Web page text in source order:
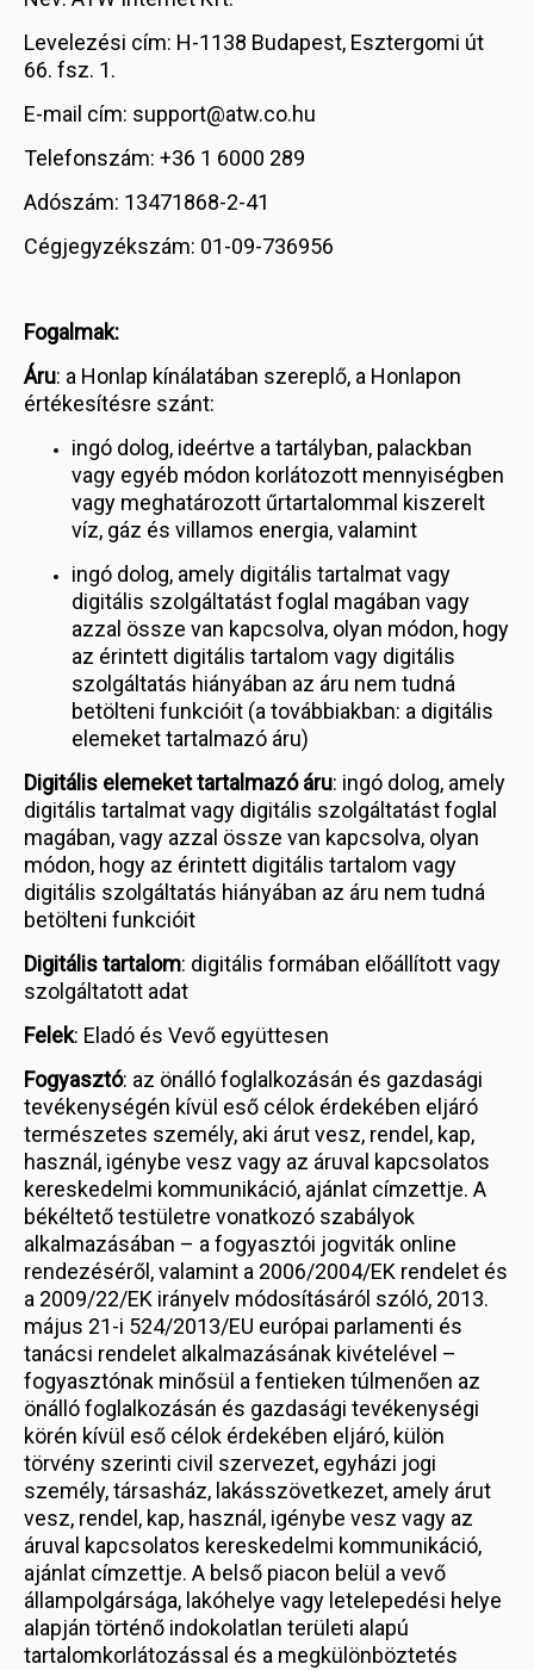
Levelezési cím: H-1138 Budapest, Esztergomi út
66. fsz. 1.
E-mail cím: support@atw.co.hu
Telefonszám: +36 1 6000 289
Adószám: 13471868-2-41
Cégjegyzékszám: 01-09-736956
Fogalmak:
Áru: a Honlap kínálatában szereplő, a Honlapon
értékesítésre szánt:
ingó dolog, ideértve a tartályban, palackban
vagy egyéb módon korlátozott mennyiségben
vagy meghatározott űrtartalommal kiszerelt
víz, gáz és villamos energia, valamint
ingó dolog, amely digitális tartalmat vagy
digitális szolgáltatást foglal magában vagy
azzal össze van kapcsolva, olyan módon, hogy
az érintett digitális tartalom vagy digitális
szolgáltatás hiányában az áru nem tudná
betölteni funkcióit (a továbbiakban: a digitális
elemeket tartalmazó áru)
Digitális elemeket tartalmazó áru: ingó dolog, amely
digitális tartalmat vagy digitális szolgáltatást foglal
magában, vagy azzal össze van kapcsolva, olyan
módon, hogy az érintett digitális tartalom vagy
digitális szolgáltatás hiányában az áru nem tudná
betölteni funkcióit
Digitális tartalom: digitális formában előállított vagy
szolgáltatott adat
Felek: Eladó és Vevő együttesen
Fogyasztó: az önálló foglalkozásán és gazdasági
tevékenységén kívül eső célok érdekében eljáró
természetes személy, aki árut vesz, rendel, kap,
használ, igénybe vesz vagy az áruval kapcsolatos
kereskedelmi kommunikáció, ajánlat címzettje. A
békéltető testületre vonatkozó szabályok
alkalmazásában – a fogyasztói jogviták online
rendezéséről, valamint a 2006/2004/EK rendelet és
a 2009/22/EK irányelv módosításáról szóló, 2013.
május 21-i 524/2013/EU európai parlamenti és
tanácsi rendelet alkalmazásának kivételével –
fogyasztónak minősül a fentieken túlmenően az
önálló foglalkozásán és gazdasági tevékenységi
körén kívül eső célok érdekében eljáró, külön
törvény szerinti civil szervezet, egyházi jogi
személy, társasház, lakásszövetkezet, amely árut
vesz, rendel, kap, használ, igénybe vesz vagy az
áruval kapcsolatos kereskedelmi kommunikáció,
ajánlat címzettje. A belső piacon belül a vevő
állampolgársága, lakóhelye vagy letelepedési helye
alapján történő indokolatlan területi alapú
tartalomkorlátozással és a megkülönböztetés